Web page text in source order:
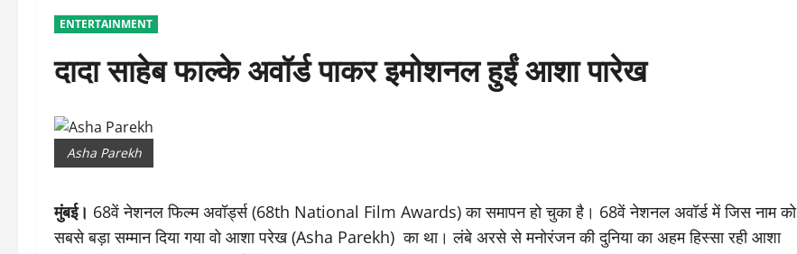
ENTERTAINMENT
दादा साहेब फाल्के अवॉर्ड पाकर इमोशनल हुईं आशा पारेख
Asha Parekh
मुंबई। 68वें नेशनल फिल्म अवॉर्ड्स (68th National Film Awards) का समापन हो चुका है। 68वें नेशनल अवॉर्ड में जिस नाम को
सबसे बड़ा सम्मान दिया गया वो आशा परेख (Asha Parekh) का था। लंबे अरसे से मनोरंजन की दुनिया का अहम हिस्सा रही आशा